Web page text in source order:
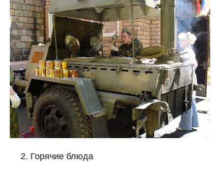
2. Горячие блюда